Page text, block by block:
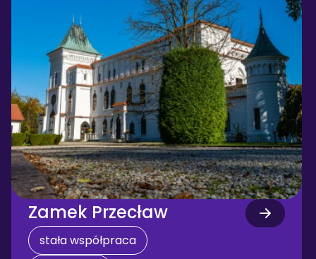
Zamek Przecław
stała współpraca